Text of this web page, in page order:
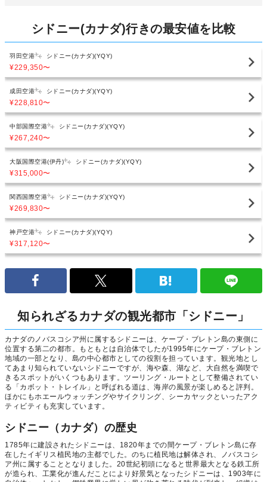
シドニー(カナダ)行きの最安値を比較
羽田空港 シドニー(カナダ)(YQY)
¥229,350〜
成田空港 シドニー(カナダ)(YQY)
¥228,810〜
中部国際空港 シドニー(カナダ)(YQY)
¥267,240〜
大阪国際空港(伊丹) シドニー(カナダ)(YQY)
¥315,000〜
関西国際空港 シドニー(カナダ)(YQY)
¥269,830〜
神戸空港 シドニー(カナダ)(YQY)
¥317,120〜
知られざるカナダの観光都市「シドニー」
カナダのノバスコシア州に属するシドニーは、ケープ・ブレトン島の東側に
位置する第二の都市。もともとは自治体でしたが1995年にケープ・ブレトン
地域の一部となり、島の中心都市としての役割を担っています。観光地とし
てあまり知られていないシドニーですが、海や森、湖など、大自然を満喫で
きるスポットがいくつもあります。ツーリング・ルートとして整備されてい
る「カボット・トレイル」と呼ばれる道は、海岸の風景が楽しめると評判。
ほかにもホエールウォッチングやサイクリング、シーカヤックといったアク
ティビティも充実しています。
シドニー（カナダ）の歴史
1785年に建設されたシドニーは、1820年までの間ケープ・ブレトン島に存
在したイギリス植民地の主都でした。のちに植民地は解体され、ノバスコシ
ア州に属することとなりました。20世紀初頭になると世界最大となる鉄工所
が造られ、工業化が進んだことにより好景気となったシドニーは、1903年に